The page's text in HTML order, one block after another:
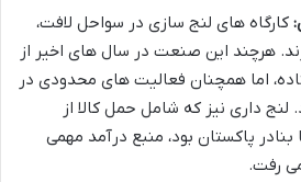
کارگاه های لنج سازی در سواحل لافت،
هرچند این صنعت در سال های اخیر از
اما همچنان فعالیت های محدودی در
لنج داری نیز که شامل حمل کالا از
پاکستان بود، منبع درآمد مهمی
رفت.